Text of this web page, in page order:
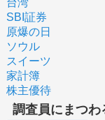
台湾
SBI証券
原爆の日
ソウル
スイーツ
家計簿
株主優待
調査員にまつわ